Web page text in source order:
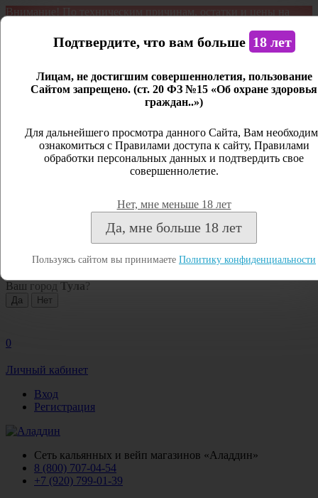
Внимание! По техническим причинам, остатки и цены на
является демонстрационным. Дистанционная продажа не
Открыть сайдбар
Личный кабинет
Закрыть
Посмотреть все результаты
Ваш город Тула ?
0
Личный кабинет
Вход
Регистрация
Сеть кальянных и вейп магазинов «Аладдин»
8 (800) 707-04-54
+7 (920) 799-01-39
Подтвердите, что вам больше 18 лет
Лицам, не достигшим совершеннолетия, пользование
Сайтом запрещено. (ст. 20 ФЗ №15 «Об охране здоровья
граждан..»)
Для дальнейшего просмотра данного Сайта, Вам
ознакомиться с Правилами доступа к сайту, Правилами
обработки персональных данных и подтвердить свое
совершеннолетие.
Нет, мне меньше 18 лет
Да, мне больше 18 лет
Пользуясь сайтом вы принимаете Политику конфиденциальности